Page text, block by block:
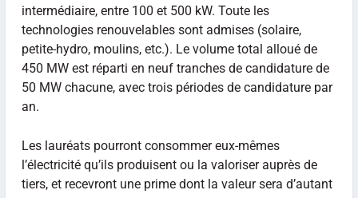
intermédiaire, entre 100 et 500 kW. Toute les
technologies renouvelables sont admises (solaire,
petite-hydro, moulins, etc.). Le volume total alloué de
450 MW est réparti en neuf tranches de candidature de
50 MW chacune, avec trois périodes de candidature par
an.
Les lauréats pourront consommer eux-mêmes
l’électricité qu’ils produisent ou la valoriser auprès de
tiers, et recevront une prime dont la valeur sera d’autant